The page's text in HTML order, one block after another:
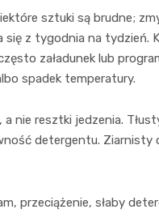
sztuki są brudne;
z tygodnia na tydzień.
załadunek lub
spadek temperatury.
a nie resztki jedzenia.
detergentu. Ziarnisty
przeciążenie, słaby